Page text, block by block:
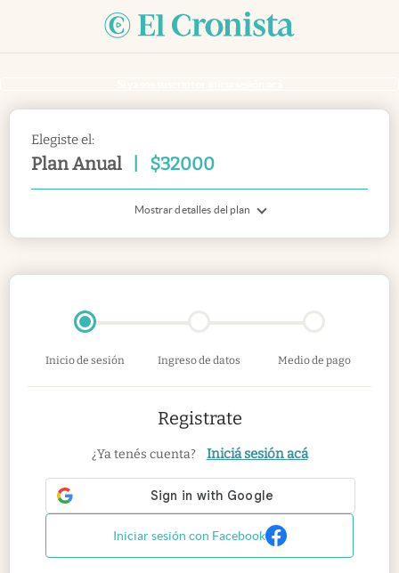
Elegiste el:
Plan Anual $32000
Mostrar detalles del plan
Inicio de sesión Ingreso de datos Medio de pago
Registrate
¿Ya tenés cuenta? Iniciá sesión acá
Iniciar sesión con Facebook